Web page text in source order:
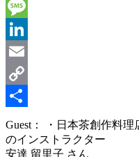
Line
Message
LinkedIn
Email
Copy
Link
共
有
Guest： ・日本茶創作料
のインストラクター
安達 留里子 さん